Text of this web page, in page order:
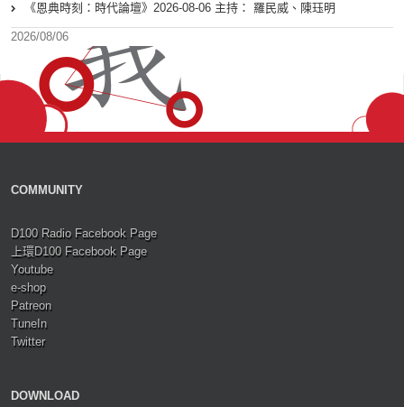
《恩典時刻：時代論壇》2026-08-06 主持： 羅民威、陳珏明
2026/08/06
COMMUNITY
D100 Radio Facebook Page
上環D100 Facebook Page
Youtube
e-shop
Patreon
TuneIn
Twitter
DOWNLOAD